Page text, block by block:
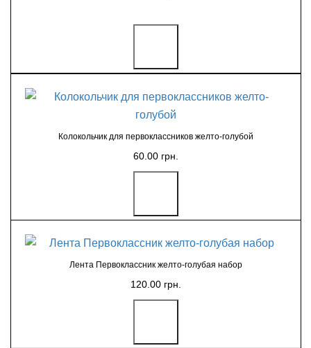
Колокольчик для первоклассников желто-голубой
60.00 грн.
Лента Первоклассник желто-голубая набор
120.00 грн.